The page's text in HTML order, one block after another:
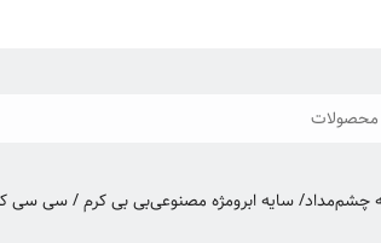
چشممداد/ سایه ابرومژه مصنوعیبی بی کرم / سی سی